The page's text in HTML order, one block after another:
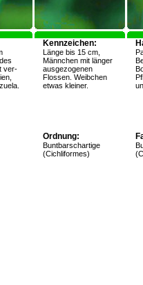
ver-
Kennzeichen:
Länge bis 15 cm,
Männchen mit länger
ausgezogenen
Flossen. Weibchen
etwas kleiner.
Ordnung:
Buntbarschartige
(Cichliformes)